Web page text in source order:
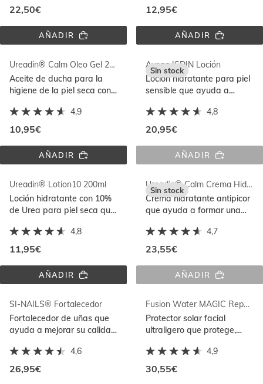
del sol
22,50€
AÑADIRSUN
12,95€
AÑADIRGERMISDIN®
Ureadin® Calm Oleo Gel 200ml
Aceite de ducha para la
higiene de la piel seca con
protege y nutre
intensamente
4,9
10,95€
AÑADIRUREADIN®
GEL
200ML
Avena ISDIN Loción
Loción hidratante para piel
sensible que ayuda a
4,8
20,95€
Sin stock
AÑADIRAVENA
Ureadin® Lotion10 200ml
Loción hidratante con 10%
de Urea para piel seca que
sensación de tirantez
4,8
11,95€
AÑADIRUREADIN®
Ureadin® Calm Crema Hidratante
Crema hidratante antipicor
que ayuda a formar una
agresiones externas
4,7
23,55€
Sin stock
AÑADIRUREADIN®
HIDRATANTE
SI-NAILS® Fortalecedor
Fortalecedor de uñas que
ayuda a mejorar su calidad
visibles en 14 días
4,6
26,95€
Fusion Water MAGIC Repair SPF 50
Protector solar facial
ultraligero que protege,
solar con DNA
Repairsomes
4,9
30,55€